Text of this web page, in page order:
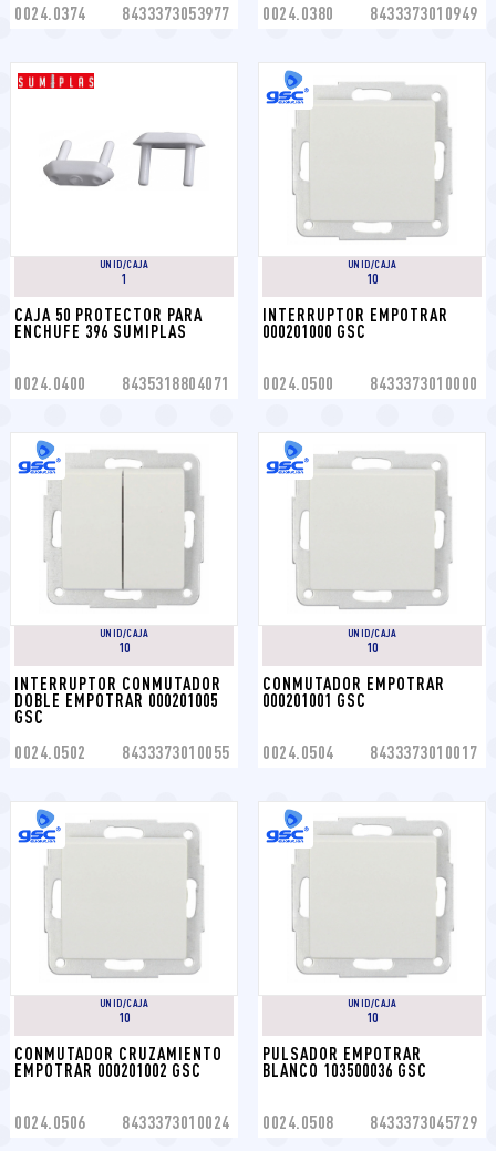
0024.0374 8433373053977 0024.0380 8433373010949
UNID/CAJA
1
CAJA 50 PROTECTOR PARA
ENCHUFE 396 SUMIPLAS
0024.0400 8435318804071
UNID/CAJA
10
INTERRUPTOR EMPOTRAR
000201000 GSC
0024.0500 8433373010000
UNID/CAJA
10
INTERRUPTOR CONMUTADOR
DOBLE EMPOTRAR 000201005
GSC
0024.0502 8433373010055
UNID/CAJA
10
CONMUTADOR EMPOTRAR
000201001 GSC
0024.0504 8433373010017
UNID/CAJA
10
CONMUTADOR CRUZAMIENTO
EMPOTRAR 000201002 GSC
0024.0506 8433373010024
UNID/CAJA
10
PULSADOR EMPOTRAR
BLANCO 103500036 GSC
0024.0508 8433373045729